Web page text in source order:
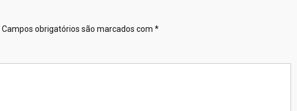
Campos obrigatórios são marcados com *